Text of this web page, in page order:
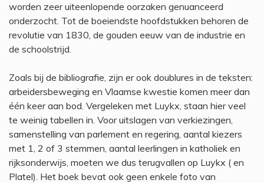
worden zeer uiteenlopende oorzaken genuanceerd
onderzocht. Tot de boeiendste hoofdstukken behoren de
revolutie van 1830, de gouden eeuw van de industrie en
de schoolstrijd.
Zoals bij de bibliografie, zijn er ook doublures in de teksten:
arbeidersbeweging en Vlaamse kwestie komen meer dan
één keer aan bod. Vergeleken met Luykx, staan hier veel
te weinig tabellen in. Voor uitslagen van verkiezingen,
samenstelling van parlement en regering, aantal kiezers
met 1, 2 of 3 stemmen, aantal leerlingen in katholiek en
rijksonderwijs, moeten we dus terugvallen op Luykx ( en
Platel). Het boek bevat ook geen enkele foto van